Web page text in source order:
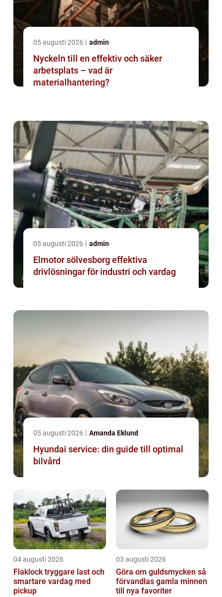
05 augusti 2026 admin
Nyckeln till en effektiv och säker
arbetsplats – vad är
materialhantering?
05 augusti 2026 admin
Elmotor sölvesborg effektiva
drivlösningar för industri och vardag
05 augusti 2026 Amanda Eklund
Hyundai service: din guide till optimal
bilvård
04 augusti 2026
Flaklock tryggare last och
smartare vardag med
pickup
03 augusti 2026
Göra om guldsmycken så
förvandlas gamla minnen
till nya favoriter